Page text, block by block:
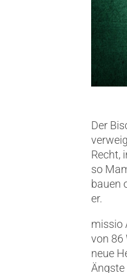
Der
Recht,
so
bauen
er.
missio
von 86
neue
Ängste